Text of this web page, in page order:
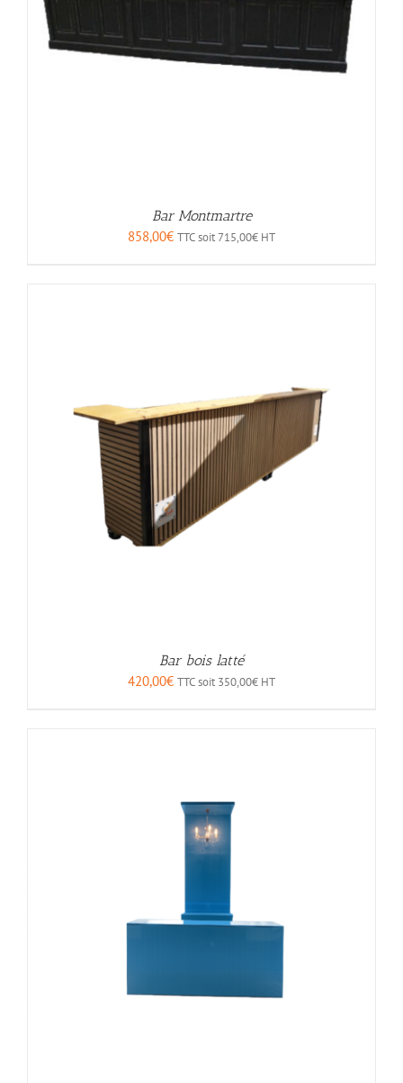
Bar Montmartre
858,00€ TTC soit715,00€ HT
Bar bois latté
420,00€ TTC soit 350,00€ HT